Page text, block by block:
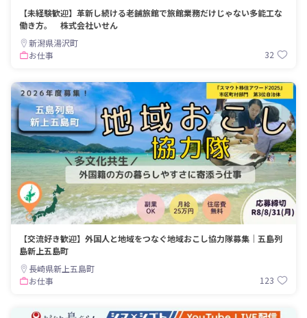
【未経験歓迎】革新し続ける老舗旅館で旅館業務だけじゃない多能工な
働き方。 株式会社いせん
新潟県湯沢町
お仕事
32
【交流好き歓迎】外国人と地域をつなぐ地域おこし協力隊募集｜五島列
島新上五島町
長崎県新上五島町
お仕事
123